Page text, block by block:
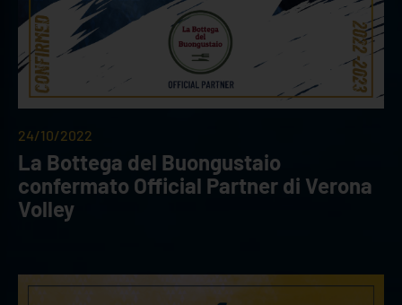
24/10/2022
La Bottega del Buongustaio
confermato Official Partner di Verona
Volley